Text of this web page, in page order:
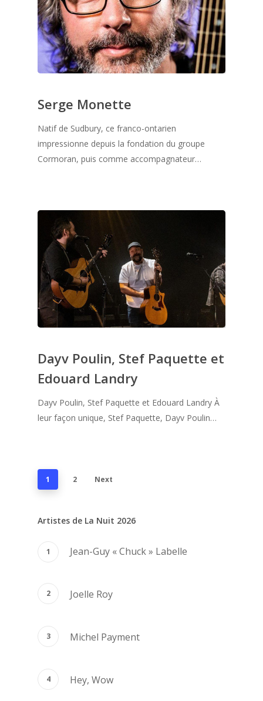
Serge Monette
Natif de Sudbury, ce franco-ontarien
impressionne depuis la fondation du groupe
Cormoran, puis comme accompagnateur…
Dayv Poulin, Stef Paquette et
Edouard Landry
Dayv Poulin, Stef Paquette et Edouard Landry À
leur façon unique, Stef Paquette, Dayv Poulin…
1 2 Next
Artistes de La Nuit 2026
Jean-Guy « Chuck » Labelle
Joelle Roy
Michel Payment
Hey, Wow